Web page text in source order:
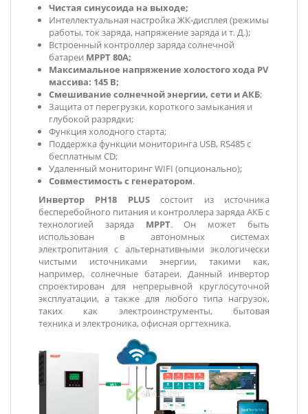
Чистая синусоида на выходе;
Интеллектуальная настройка ЖК-дисплея (режимы
работы, ток заряда, напряжение заряда и т. Д.);
Встроенный контроллер заряда солнечной
батареи MPPT 80A;
Максимальное напряжение холостого хода PV
массива: 145 В;
Смешивание солнечной энергии, сети и АКБ;
Защита от перегрузки, короткого замыкания и
глубокой разрядки;
Функция холодного старта;
Поддержка функции мониторинга USB, RS485 с
бесплатным CD;
Удаленный мониторинг WIFI (опционально);
Совместимость с генератором.
Инвертор PH18 PLUSсостоит из источника
бесперебойного питания и контроллера заряда АКБ с
технологией заряда MPPT. Он может быть
использован в автономных системах
электропитания с альтернативными экологически
чистыми источниками энергии, такими как,
например, солнечные батареи. Данный инвертор
спроектирован для непрерывной круглосуточной
эксплуатации, а также для любого типа нагрузок,
таких как электроинструменты, бытовая
техника и электроника, офисная оргтехника.